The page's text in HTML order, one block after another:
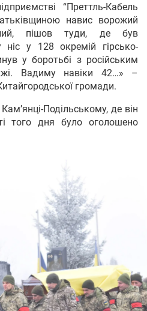
“Преттль-Кабель
навис ворожий
пішов туди, де був
ніс у 128 окремій гірсько-
у боротьбі з російським
Вадиму навіки 42…» –
громади.
Подільському, де він
того дня було оголошено